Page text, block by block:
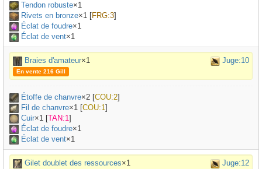
Tendon robuste×1
Rivets en bronze×1 [FRG:3]
Éclat de foudre×1
Éclat de vent×1
Braies d'amateur×1 Juge:10
En vente 216 Gill
Étoffe de chanvre×2 [COU:2]
Fil de chanvre×1 [COU:1]
Cuir×1 [TAN:1]
Éclat de foudre×1
Éclat de vent×1
Gilet doublet des ressources×1 Juge:12